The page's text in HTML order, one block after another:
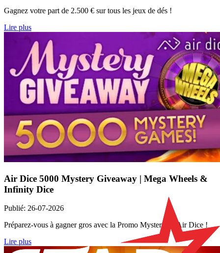
Gagnez votre part de 2.500 € sur tous les jeux de dés !
Lire plus
Air Dice 5000 Mystery Giveaway | Mega Wheels &
Infinity Dice
Publié: 26-07-2026
Préparez-vous à gagner gros avec la Promo Mystery de Air Dice !
Lire plus